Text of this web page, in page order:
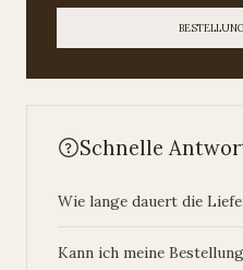
Schnelle
Wie lange dauert die
Kann ich meine